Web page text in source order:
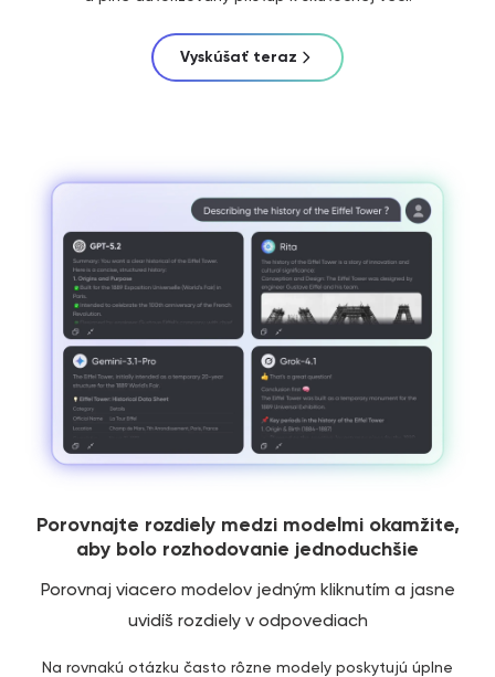
Vyskúšať teraz
Porovnajte rozdiely medzi modelmi okamžite,
aby bolo rozhodovanie jednoduchšie
Porovnaj viacero modelov jedným kliknutím a jasne
uvidíš rozdiely v odpovediach
Na rovnakú otázku často rôzne modely poskytujú úplne